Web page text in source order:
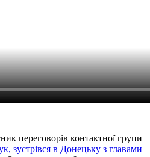
переговорів контактної групи
зустрівся в Донецьку з главами